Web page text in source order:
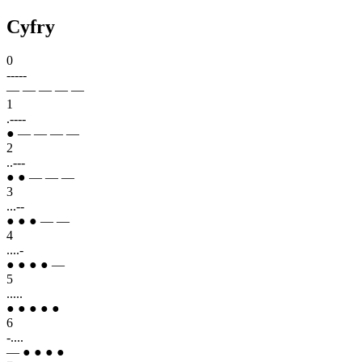
Cyfry
0
-----
— — — — —
1
.----
● — — — —
2
..---
● ● — — —
3
...--
● ● ● — —
4
....-
● ● ● ● —
5
.....
● ● ● ● ●
6
-....
— ● ● ● ●